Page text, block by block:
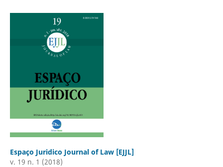
Espaço Juridico Journal of Law [EJJL]
v. 19 n. 1 (2018)